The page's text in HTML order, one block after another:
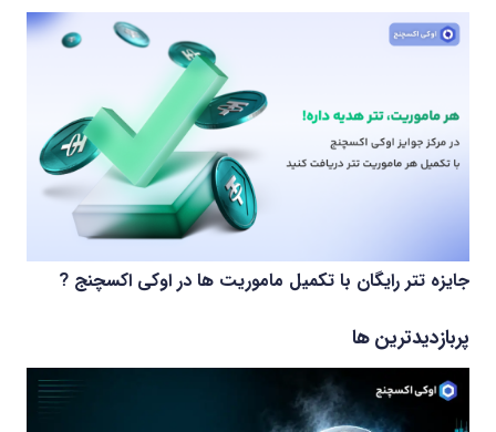
جایزه تتر رایگان با تکمیل ماموریت ها در اوکی اکسچنج ?
پربازدیدترین ها